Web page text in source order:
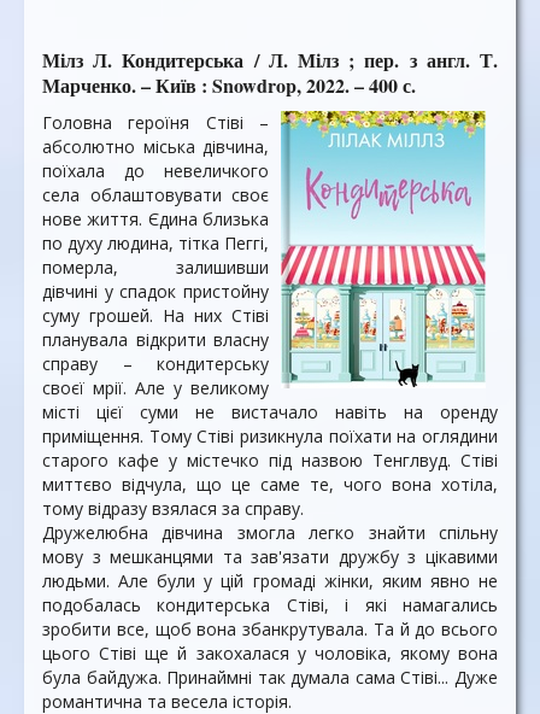
Мілз Л. Кондитерська / Л. Мілз ; пер. з англ. Т.
Марченко. – Київ : Snowdrop, 2022. – 400 с.
Головна героїня Стіві –
абсолютно міська дівчина,
поїхала до невеличкого
села облаштовувати своє
нове життя. Єдина близька
по духу людина, тітка Пеггі,
померла, залишивши
дівчині у спадок пристойну
суму грошей. На них Стіві
планувала відкрити власну
справу – кондитерську
своєї мрії. Але у великому
місті цієї суми не вистачало навіть на оренду
приміщення. Тому Стіві ризикнула поїхати на оглядини
старого кафе у містечко під назвою Тенглвуд. Стіві
миттєво відчула, що це саме те, чого вона хотіла,
тому відразу взялася за справу.
Дружелюбна дівчина змогла легко знайти спільну
мову з мешканцями та зав'язати дружбу з цікавими
людьми. Але були у цій громаді жінки, яким явно не
подобалась кондитерська Стіві, і які намагались
зробити все, щоб вона збанкрутувала. Та й до всього
цього Стіві ще й закохалася у чоловіка, якому вона
була байдужа. Принаймні так думала сама Стіві... Дуже
романтична та весела історія.